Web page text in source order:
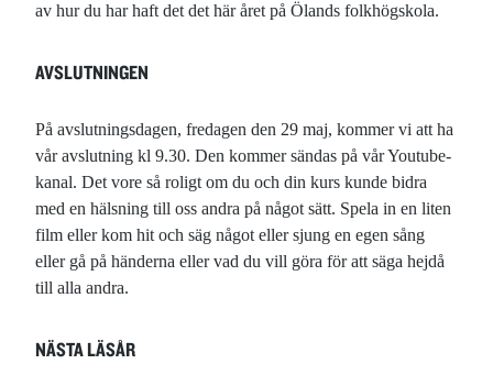
av hur du har haft det det här året på Ölands folkhögskola.
AVSLUTNINGEN
På avslutningsdagen, fredagen den 29 maj, kommer vi att ha
vår avslutning kl 9.30. Den kommer sändas på vår Youtube-
kanal. Det vore så roligt om du och din kurs kunde bidra
med en hälsning till oss andra på något sätt. Spela in en liten
film eller kom hit och säg något eller sjung en egen sång
eller gå på händerna eller vad du vill göra för att säga hejdå
till alla andra.
NÄSTA LÄSÅR